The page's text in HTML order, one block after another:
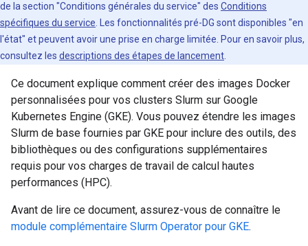
de la section "Conditions générales du service" des Conditions
spécifiques du service . Les fonctionnalités pré-DG sont disponibles "en
l'état" et peuvent avoir une prise en charge limitée. Pour en savoir plus,
consultez les descriptions des étapes de lancement
Ce document explique comment créer des images Docker
personnalisées pour vos clusters Slurm sur Google
Kubernetes Engine (GKE). Vous pouvez étendre les images
Slurm de base fournies par GKE pour inclure des outils, des
bibliothèques ou des configurations supplémentaires
requis pour vos charges de travail de calcul hautes
performances (HPC).
Avant de lire ce document, assurez-vous de connaître le
module complémentaire Slurm Operator pour GKE.